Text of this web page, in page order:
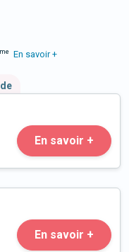
En savoir +
En savoir +
En savoir +